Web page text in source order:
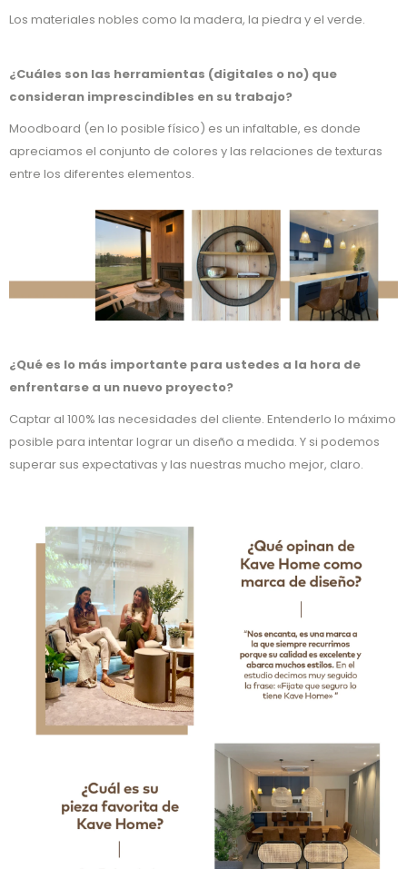
Los materiales nobles como la madera, la piedra y el verde.
¿Cuáles son las herramientas (digitales o no) que
consideran imprescindibles en su trabajo?
Moodboard (en lo posible físico) es un infaltable, es donde
apreciamos el conjunto de colores y las relaciones de texturas
entre los diferentes elementos.
¿Qué es lo más importante para ustedes a la hora de
enfrentarse a un nuevo proyecto?
Captar al 100% las necesidades del cliente. Entenderlo lo máximo
posible para intentar lograr un diseño a medida. Y si podemos
superar sus expectativas y las nuestras mucho mejor, claro.